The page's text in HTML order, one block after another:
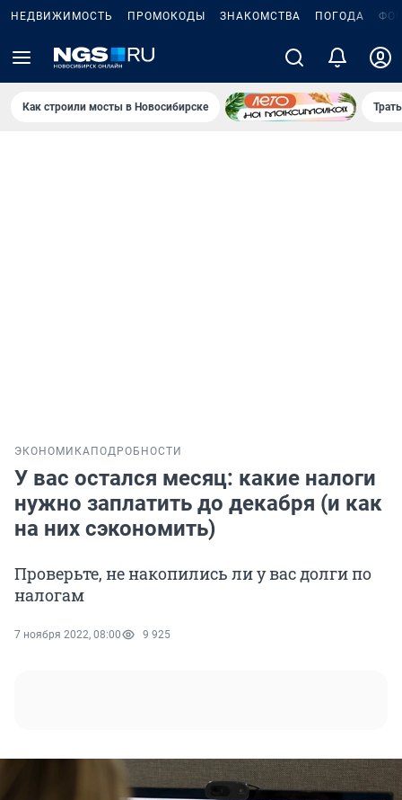
НЕДВИЖИМОСТЬ ПРОМОКОДЫ ЗНАКОМСТВА ПОГОДА
Как строили мосты в Новосибирске
ЭКОНОМИКА ПОДРОБНОСТИ
У вас остался месяц: какие налоги
нужно заплатить до декабря (и как
на них сэкономить)
Проверьте, не накопились ли у вас долги по
налогам
7 ноября 2022, 08:00 9 925